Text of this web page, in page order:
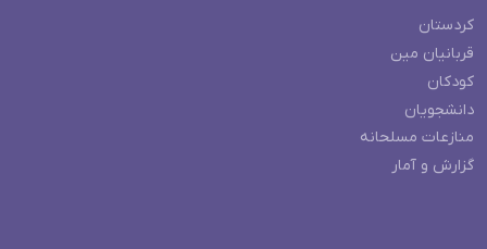
کردستان
قربانیان مین
کودکان
دانشجویان
منازعات مسلحانه
گزارش و آمار